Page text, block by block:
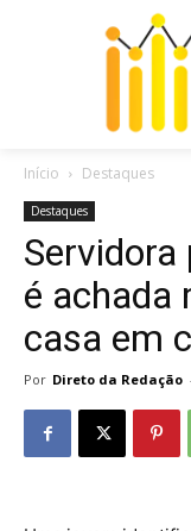
Início Destaques
Destaques
Servidora
é achada
casa em
Por Direto da Redação